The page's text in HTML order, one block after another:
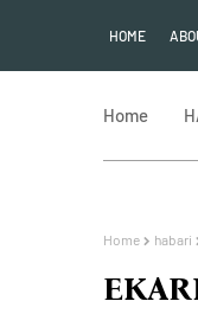
HOME
Home
Home habari